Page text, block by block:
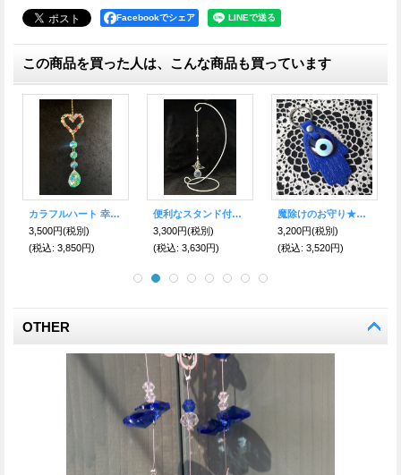
Facebookでシェア
この商品を買った人は、こんな商品も買っています
レインボースパイダー🌈🕸️ 幸運を呼ぶ♪光のおまじないサン・キャッチャー
6,600円(税別)
(税込: 7,260円)
便利なスタンド付き！幸運を呼ぶ♪光のおまじない 置き型サン・キャッチャー🦋BUTTERFLY 大-Gold
3,980円(税別)
(税込: 4,378円)
ツインロング 豪華！幸運を呼ぶ♪光のおまじないサン・キャッチャー
4,400円(税別)
(税込: 4,840円)
OTHER